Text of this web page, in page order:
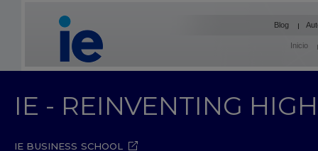
Blog
Inicio
IE - REINVENTING
IE BUSINESS SCHOOL